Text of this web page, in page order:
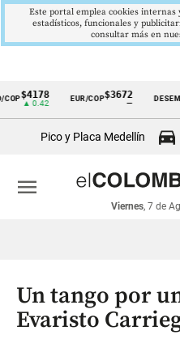
Cintillo
económicos
Colombia
$4178
▲ 0.42
EUR/COP$3672
Pico y Placa Medellín
Viernes, 7 de
menu
Un tango por
Evaristo
Este portal emplea cookies internas
estadísticos, funcionales y
consultar más en